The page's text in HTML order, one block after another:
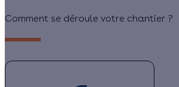
Comment se déroule votre chantier ?